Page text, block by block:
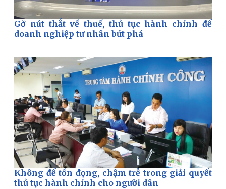
Gỡ nút thắt về thuế, thủ tục hành chính để
doanh nghiệp tư nhân bứt phá
Không để tồn đọng, chậm trễ trong giải quyết
thủ tục hành chính cho người dân